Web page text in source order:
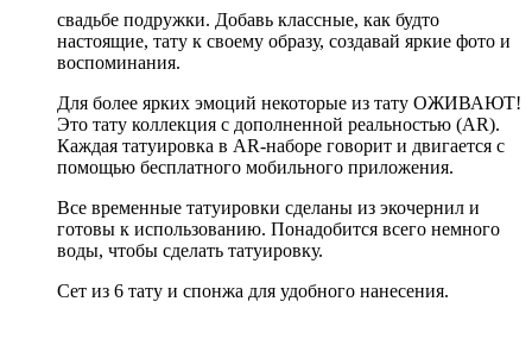
свадьбе подружки. Добавь классные, как будто
настоящие, тату к своему образу, создавай яркие фото и
воспоминания.
Для более ярких эмоций некоторые из тату ОЖИВАЮТ!
Это тату коллекция с дополненной реальностью (AR).
Каждая татуировка в AR-наборе говорит и двигается с
помощью бесплатного мобильного приложения.
Все временные татуировки сделаны из экочернил и
готовы к использованию. Понадобится всего немного
воды, чтобы сделать татуировку.
Сет из 6 тату и спонжа для удобного нанесения.